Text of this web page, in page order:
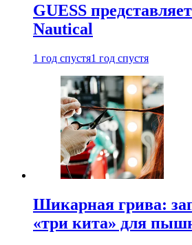
GUESS
Nautical
1 год спустя1 год спустя
Шикарная грива:
«три кита» для